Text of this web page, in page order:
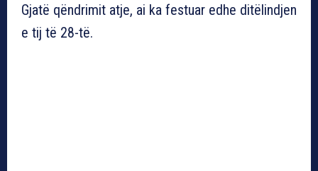
Gjatë qëndrimit atje, ai ka festuar edhe ditëlindjen
e tij të 28-të.